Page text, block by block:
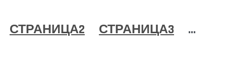
СТРАНИЦА2 СТРАНИЦА3 …